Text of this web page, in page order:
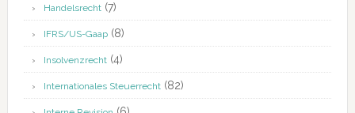
Handelsrecht(7)
IFRS/US-Gaap(8)
Insolvenzrecht(4)
Internationales Steuerrecht(82)